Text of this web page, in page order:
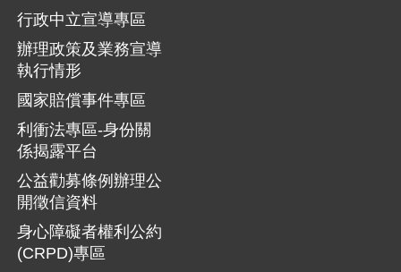
行政中立宣導專區
辦理政策及業務宣導
執行情形
國家賠償事件專區
利衝法專區-身份關
係揭露平台
公益勸募條例辦理公
開徵信資料
身心障礙者權利公約
(CRPD)專區